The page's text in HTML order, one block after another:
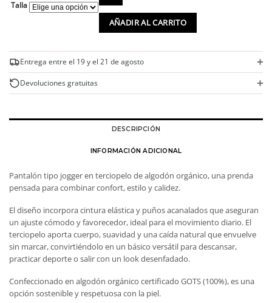
Talla
terciopelo
algodón
AÑADIR AL CARRITO
Entrega entre el 19 y el 21 de agosto +
Devoluciones gratuitas +
DESCRIPCIÓN
INFORMACIÓN ADICIONAL
Pantalón tipo jogger en terciopelo de algodón orgánico, una prenda
pensada para combinar confort, estilo y calidez.
El diseño incorpora cintura elástica y puños acanalados que aseguran
un ajuste cómodo y favorecedor, ideal para el movimiento diario. El
terciopelo aporta cuerpo, suavidad y una caída natural que envuelve
sin marcar, convirtiéndolo en un básico versátil para descansar,
practicar deporte o salir con un look desenfadado.
Confeccionado en algodón orgánico certificado GOTS (100%), es una
opción sostenible y respetuosa con la piel.